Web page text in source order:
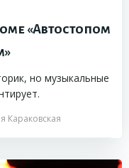
«Автостопом
но музыкальные
Караковская